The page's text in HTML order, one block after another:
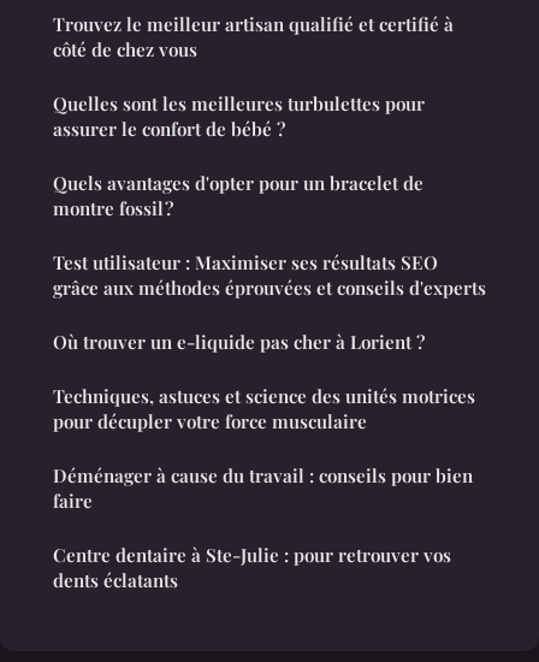
Trouvez le meilleur artisan qualifié et certifié à
côté de chez vous
Quelles sont les meilleures turbulettes pour
assurer le confort de bébé ?
Quels avantages d'opter pour un bracelet de
montre fossil ?
Test utilisateur : Maximiser ses résultats SEO
grâce aux méthodes éprouvées et conseils d'experts
Où trouver un e-liquide pas cher à Lorient ?
Techniques, astuces et science des unités motrices
pour décupler votre force musculaire
Déménager à cause du travail : conseils pour bien
faire
Centre dentaire à Ste-Julie : pour retrouver vos
dents éclatants